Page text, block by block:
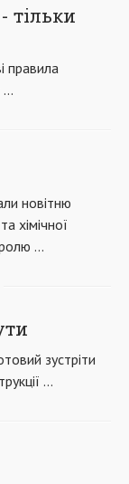
тільки
правила
новітню
хімічної
...
зустріти
...